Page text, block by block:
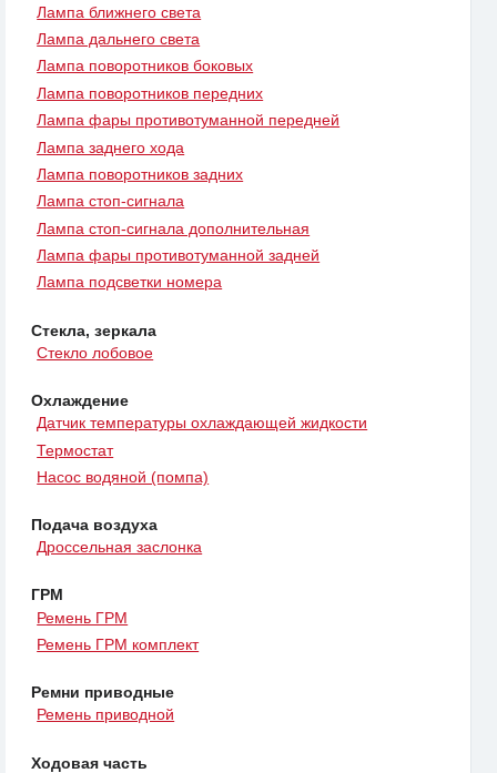
Лампа ближнего света
Лампа дальнего света
Лампа поворотников боковых
Лампа поворотников передних
Лампа фары противотуманной передней
Лампа заднего хода
Лампа поворотников задних
Лампа стоп-сигнала
Лампа стоп-сигнала дополнительная
Лампа фары противотуманной задней
Лампа подсветки номера
Стекла, зеркала
Стекло лобовое
Охлаждение
Датчик температуры охлаждающей жидкости
Термостат
Насос водяной (помпа)
Подача воздуха
Дроссельная заслонка
ГРМ
Ремень ГРМ
Ремень ГРМ комплект
Ремни приводные
Ремень приводной
Ходовая часть